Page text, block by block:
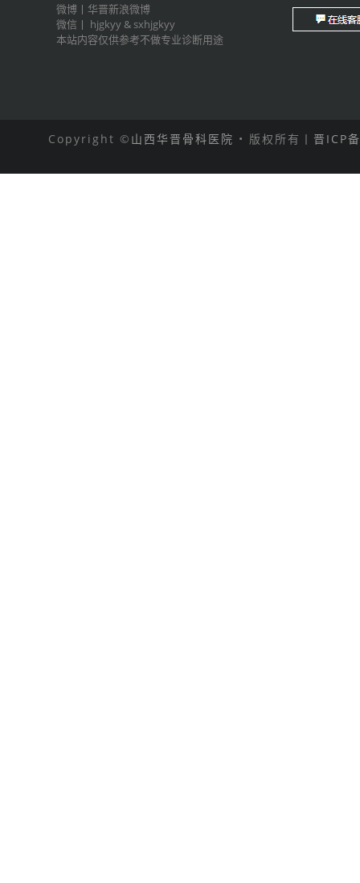
微博丨 华晋新浪微博
微信丨 hjgkyy & sxhjgkyy
本站内容仅供参考不做专业诊断用途
Copyright © 山西华晋骨科医院 • 版权所有丨 晋ICP